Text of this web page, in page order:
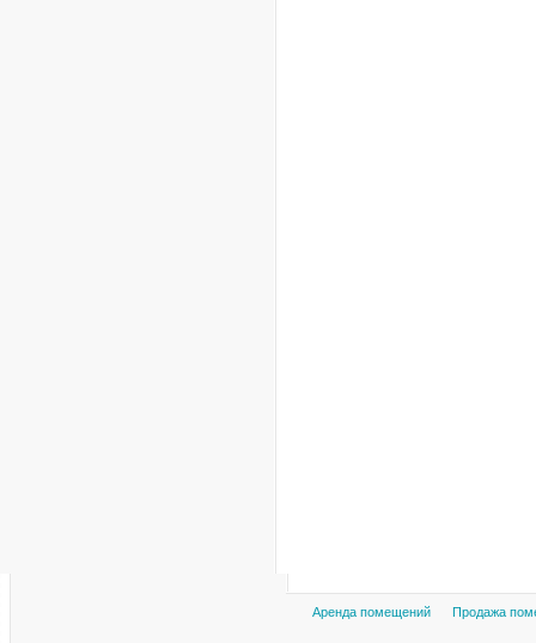
Аренда помещений Продажа